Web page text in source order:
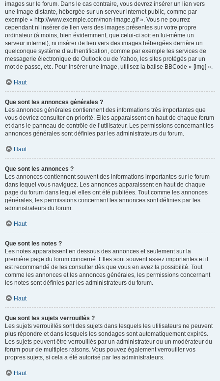
images sur le forum. Dans le cas contraire, vous devrez insérer un lien vers
une image distante, hébergée sur un serveur internet public, comme par
exemple « http://www.exemple.com/mon-image.gif ». Vous ne pourrez
cependant ni insérer de lien vers des images présentes sur votre propre
ordinateur (à moins, bien évidemment, que celui-ci soit en lui-même un
serveur internet), ni insérer de lien vers des images hébergées derrière un
quelconque système d’authentification, comme par exemple les services de
messagerie électronique de Outlook ou de Yahoo, les sites protégés par un
mot de passe, etc. Pour insérer une image, utilisez la balise BBCode « [img] ».
Haut
Que sont les annonces générales ?
Les annonces générales contiennent des informations très importantes que
vous devriez consulter en priorité. Elles apparaissent en haut de chaque forum
et dans le panneau de contrôle de l’utilisateur. Les permissions concernant les
annonces générales sont définies par les administrateurs du forum.
Haut
Que sont les annonces ?
Les annonces contiennent souvent des informations importantes sur le forum
dans lequel vous naviguez. Les annonces apparaissent en haut de chaque
page du forum dans lequel elles ont été publiées. Tout comme les annonces
générales, les permissions concernant les annonces sont définies par les
administrateurs du forum.
Haut
Que sont les notes ?
Les notes apparaissent en dessous des annonces et seulement sur la
première page du forum concerné. Elles sont souvent assez importantes et il
est recommandé de les consulter dès que vous en avez la possibilité. Tout
comme les annonces et les annonces générales, les permissions concernant
les notes sont définies par les administrateurs du forum.
Haut
Que sont les sujets verrouillés ?
Les sujets verrouillés sont des sujets dans lesquels les utilisateurs ne peuvent
plus répondre et dans lesquels les sondages sont automatiquement expirés.
Les sujets peuvent être verrouillés par un administrateur ou un modérateur du
forum pour de multiples raisons. Vous pouvez également verrouiller vos
propres sujets, si cela a été autorisé par les administrateurs.
Haut